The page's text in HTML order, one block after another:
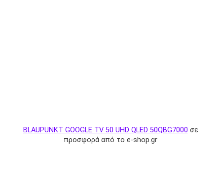
BLAUPUNKT GOOGLE TV 50 UHD QLED 50QBG7000 σε
προσφορά από το e-shop.gr